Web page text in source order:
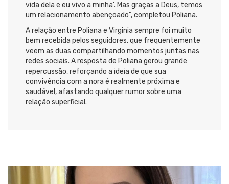
vida dela e eu vivo a minha’. Mas graças a Deus, temos
um relacionamento abençoado”, completou Poliana.
A relação entre Poliana e Virginia sempre foi muito
bem recebida pelos seguidores, que frequentemente
veem as duas compartilhando momentos juntas nas
redes sociais. A resposta de Poliana gerou grande
repercussão, reforçando a ideia de que sua
convivência com a nora é realmente próxima e
saudável, afastando qualquer rumor sobre uma
relação superficial.